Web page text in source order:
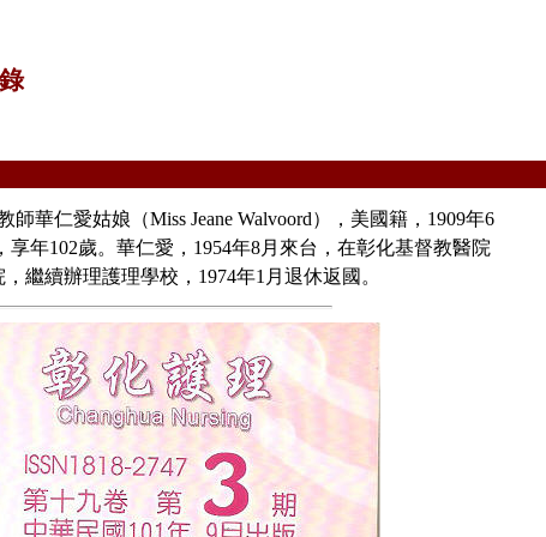
華仁愛姑娘（Miss Jeane Walvoord），美國籍，1909年6
年102歲。華仁愛，1954年8月來台，在彰化基督教醫院
繼續辦理護理學校，1974年1月退休返國。